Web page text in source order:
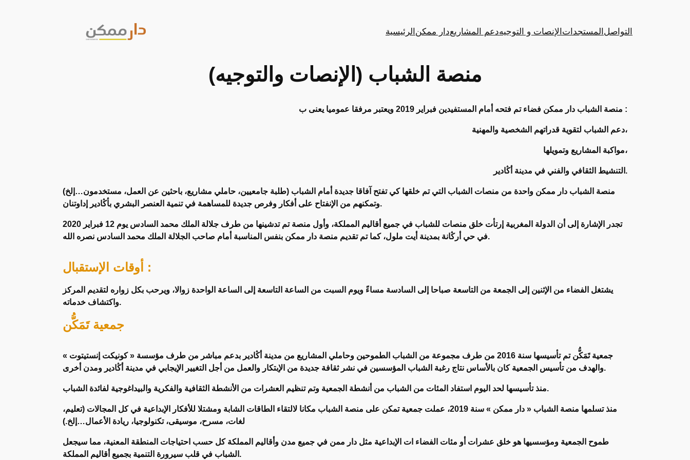
الرئيسية دار ممكندعم المشاريعالإنصات و التوجيه المستجدات التواصل
منصة الشباب (الإنصات والتوجيه)
منصة الشباب دار ممكن فضاء تم فتحه أمام المستفيدين فبراير 2019 ويعتبر مرفقا عموميا يعنى ب :
دعم الشباب لتقوية قدراتهم الشخصية والمهنية،
مواكبة المشاريع وتمويلها،
التنشيط الثقافي والفني في مدينة أڭادير.
منصة الشباب دار ممكن واحدة من منصات الشباب التي تم خلقها كي تفتح آفاقا جديدة أمام الشباب (طلبة جامعيين، حاملي مشاريع، باحثين عن العمل، مستخدمون…إلخ)
وتمكنهم من الإنفتاح على أفكار وفرص جديدة للمساهمة في تنمية العنصر البشري بأڭادير إداوتنان.
تجدر الإشارة إلى أن الدولة المغربية إرتأت خلق منصات للشباب في جميع أقاليم المملكة، وأول منصة تم تدشينها من طرف جلالة الملك محمد السادس يوم 12 فبراير 2020
في حي أرڭانة بمدينة أيت ملول، كما تم تقديم منصة دار ممكن بنفس المناسبة أمام صاحب الجلالة الملك محمد السادس نصره الله.
أوقات الإستقبال :
يشتغل الفضاء من الإثنين إلى الجمعة من التاسعة صباحا إلى السادسة مساءً ويوم السبت من الساعة التاسعة إلى الساعة الواحدة زوالا، ويرحب بكل زواره لتقديم المركز
واكتشاف خدماته.
جمعية تَمَكُّن
جمعية تَمَكُّن تم تأسيسها سنة 2016 من طرف مجموعة من الشباب الطموحين وحاملي المشاريع من مدينة أڭادير بدعم مباشر من طرف مؤسسة « كونيكت إنستيتوت »
والهدف من تأسيس الجمعية كان بالأساس نتاج رغبة الشباب المؤسسين في نشر ثقافة جديدة من الإبتكار والعمل من أجل التغيير الإيجابي في مدينة أڭادير ومدن أخرى.
منذ تأسيسها لحد اليوم استفاد المئات من الشباب من أنشطة الجمعية وتم تنظيم العشرات من الأنشطة الثقافية والفكرية والبيداغوجية لفائدة الشباب.
منذ تسلمها منصة الشباب « دار ممكن » سنة 2019، عملت جمعية تمكن على منصة الشباب مكانا لالتقاء الطاقات الشابة ومشتلا للأفكار الإبداعية في كل المجالات (تعليم،
لغات، مسرح، موسيقى، تكنولوجيا، ريادة الأعمال…إلخ.)
طموح الجمعية ومؤسسيها هو خلق عشرات أو مئات الفضاء ات الإبداعية مثل دار ممن في جميع مدن وأقاليم المملكة كل حسب احتياجات المنطقة المعنية، مما سيجعل
الشباب في قلب سيرورة التنمية بجميع أقاليم المملكة.